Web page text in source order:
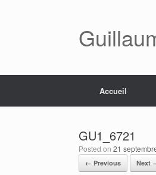
Accueil
GU1_6721
Posted on 21
← Previous Next